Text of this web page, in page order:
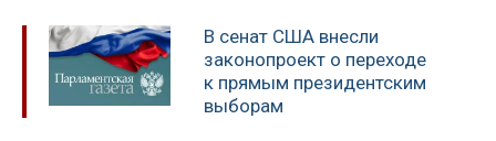
В сенат США внесли
законопроект о переходе
к прямым президентским
выборам